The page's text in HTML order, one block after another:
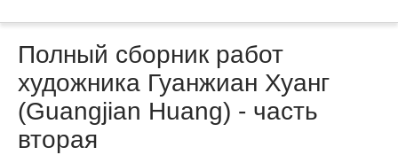
Полный сборник работ
художника Гуанжиан Хуанг
(Guangjian Huang) - часть
вторая